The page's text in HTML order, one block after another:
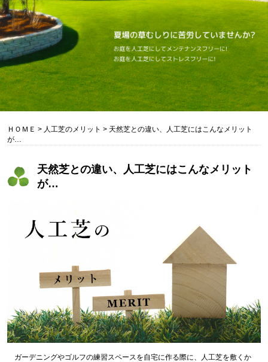
ＨＯＭＥ > 人工芝のメリット > 天然芝との違い、人工芝にはこんなメリット
が…
天然芝との違い、人工芝にはこんなメリット
が…
ガーデニングやゴルフの練習スペースを自宅に作る際に、人工芝を敷くか